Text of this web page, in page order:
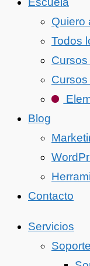
Quiero
Todos
Cursos
Blog
Contacto
Servicios